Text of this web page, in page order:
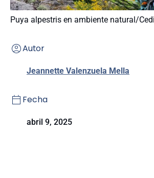
Puya alpestris en ambiente natural/
Autor
Jeannette Valenzuela Mella
Fecha
abril 9, 2025